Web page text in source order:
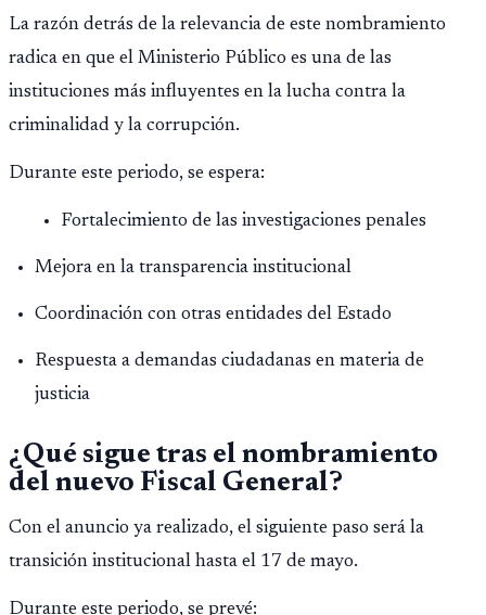
La razón detrás de la relevancia de este nombramiento
radica en que el Ministerio Público es una de las
instituciones más influyentes en la lucha contra la
criminalidad y la corrupción.
Durante este periodo, se espera:
Fortalecimiento de las investigaciones penales
Mejora en la transparencia institucional
Coordinación con otras entidades del Estado
Respuesta a demandas ciudadanas en materia de
justicia
¿Qué sigue tras el nombramiento
del nuevo Fiscal General?
Con el anuncio ya realizado, el siguiente paso será la
transición institucional hasta el 17 de mayo.
Durante este periodo, se prevé: